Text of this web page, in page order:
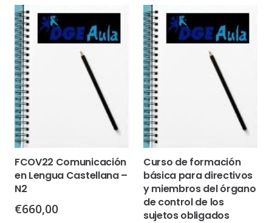
FCOV22 Comunicación
en Lengua Castellana –
N2
€660,00
Curso de formación
básica para directivos
y miembros del órgano
de control de los
sujetos obligados